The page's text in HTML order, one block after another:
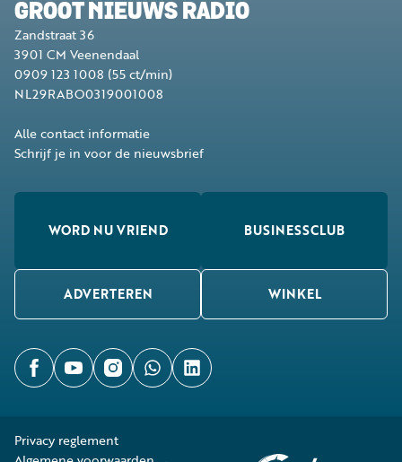
GROOT NIEUWS RADIO
Zandstraat 36
3901 CM Veenendaal
0909 123 1008 (55 ct/min)
NL29RABO0319001008
Alle contact informatie
Schrijf je in voor de nieuwsbrief
WORD NU VRIEND BUSINESSCLUB
ADVERTEREN WINKEL
Privacy reglement